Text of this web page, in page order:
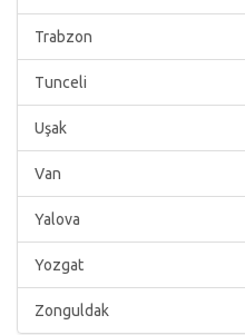
Trabzon
Tunceli
Uşak
Van
Yalova
Yozgat
Zonguldak